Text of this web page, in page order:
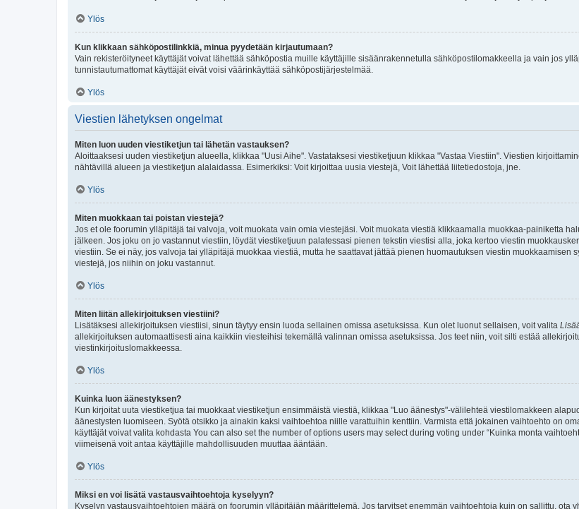
Ylös
Kun klikkaan sähköpostilinkkiä, minua pyydetään kirjautumaan?
Vain rekisteröityneet käyttäjät voivat lähettää sähköpostia muille käyttäjille sisäänrakennetulla sähköpostilomakkeella ja vain jos
tunnistautumattomat käyttäjät eivät voisi väärinkäyttää sähköpostijärjestelmää.
Ylös
Viestien lähetyksen ongelmat
Miten luon uuden viestiketjun tai lähetän vastauksen?
Aloittaaksesi uuden viestiketjun alueella, klikkaa "Uusi Aihe". Vastataksesi viestiketjuun klikkaa "Vastaa Viestiin". Viestien
nähtävillä alueen ja viestiketjun alalaidassa. Esimerkiksi: Voit kirjoittaa uusia viestejä, Voit lähettää liitetiedostoja, jne.
Ylös
Miten muokkaan tai poistan viestejä?
Jos et ole foorumin ylläpitäjä tai valvoja, voit muokata vain omia viestejäsi. Voit muokata viestiä klikkaamalla muokkaa-painiketta
jälkeen. Jos joku on jo vastannut viestiin, löydät viestiketjuun palatessasi pienen tekstin viestisi alla, joka kertoo viestin
viestiin. Se ei näy, jos valvoja tai ylläpitäjä muokkaa viestiä, mutta he saattavat jättää pienen huomautuksen viestin muokkaamisen
viestejä, jos niihin on joku vastannut.
Ylös
Miten liitän allekirjoituksen viestiini?
Lisätäksesi allekirjoituksen viestiisi, sinun täytyy ensin luoda sellainen omissa asetuksissa. Kun olet luonut sellaisen, voit valita
allekirjoituksen automaattisesti aina kaikkiin viesteihisi tekemällä valinnan omissa asetuksissa. Jos teet niin, voit silti estää
viestinkirjoituslomakkeessa.
Ylös
Kuinka luon äänestyksen?
Kun kirjoitat uuta viestiketjua tai muokkaat viestiketjun ensimmäistä viestiä, klikkaa "Luo äänestys"-välilehteä viestilomakkeen
äänestysten luomiseen. Syötä otsikko ja ainakin kaksi vaihtoehtoa niille varattuihin kenttiin. Varmista että jokainen vaihtoehto on
käyttäjät voivat valita kohdasta You can also set the number of options users may select during voting under “Kuinka monta
viimeisenä voit antaa käyttäjille mahdollisuuden muuttaa ääntään.
Ylös
Miksi en voi lisätä vastausvaihtoehtoja kyselyyn?
Kyselyn vastausvaihtoehtojen määrä on foorumin ylläpitäjän määrittelemä. Jos tarvitset enemmän vaihtoehtoja kuin on sallittu, ota